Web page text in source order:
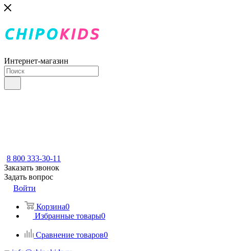
Интернет-магазин
8 800 333-30-11
Заказать звонок
Задать вопрос
Войти
Корзина0
Избранные товары0
Сравнение товаров0